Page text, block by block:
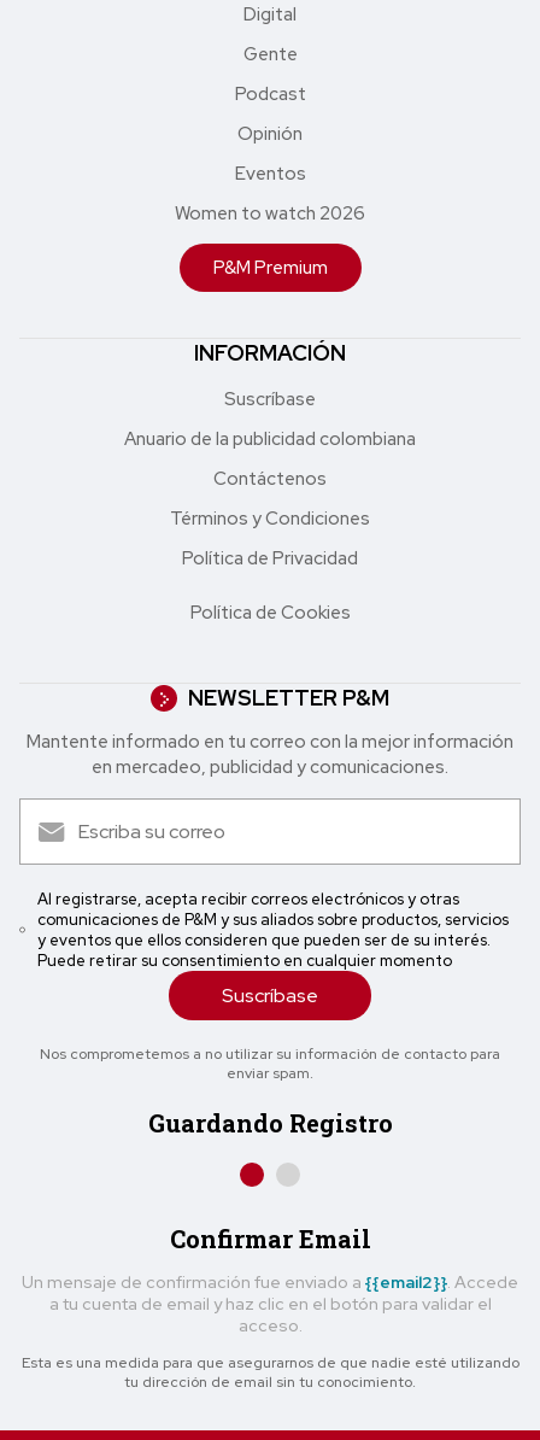
Digital
Gente
Podcast
Opinión
Eventos
Women to watch 2026
P&M Premium
INFORMACIÓN
Suscríbase
Anuario de la publicidad colombiana
Contáctenos
Términos y Condiciones
Política de Privacidad
Política de Cookies
NEWSLETTER P&M
Mantente informado en tu correo con la mejor in formación
en mercadeo, publicidad y comunicaciones.
Al registrarse, acepta recibir correos electrónicos y otras
comunicaciones de P&M y sus aliados sobre productos, servicios
y eventos que ellos consideren que pueden ser de su interés.
Puede retirar su consentimiento en cualquier momento
Suscríbase
Nos comprometemos a no utilizar su información de contacto para
enviar spam.
Guardando Registro
Confirmar Email
Un mensaje de confirmación fue enviado a {{email2}} . Accede
a tu cuenta de email y haz clic en el botón para validar el
acceso.
Esta es una medida para que asegurarnos de que nadie esté utilizando
tu dirección de email sin tu conocimiento.